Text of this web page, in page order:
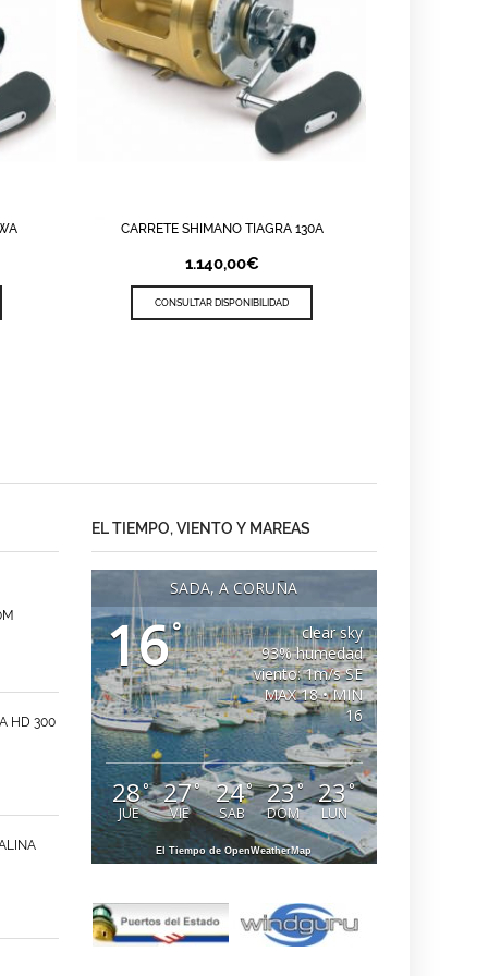
QUICK VIEW
CARRETE SHIMANO TIAGRA 130A
1.140,00€
CONSULTAR DISPONIBILIDAD
HD 300
EL TIEMPO, VIENTO Y MAREAS
SADA, A CORUÑA
16°
clear sky
93% humedad
viento: 1m/s SE
MAX 18 • MIN
16
28°
JUE
27°
VIE
24°
SAB
23°
DOM
23°
LUN
El Tiempo de OpenWeatherMap